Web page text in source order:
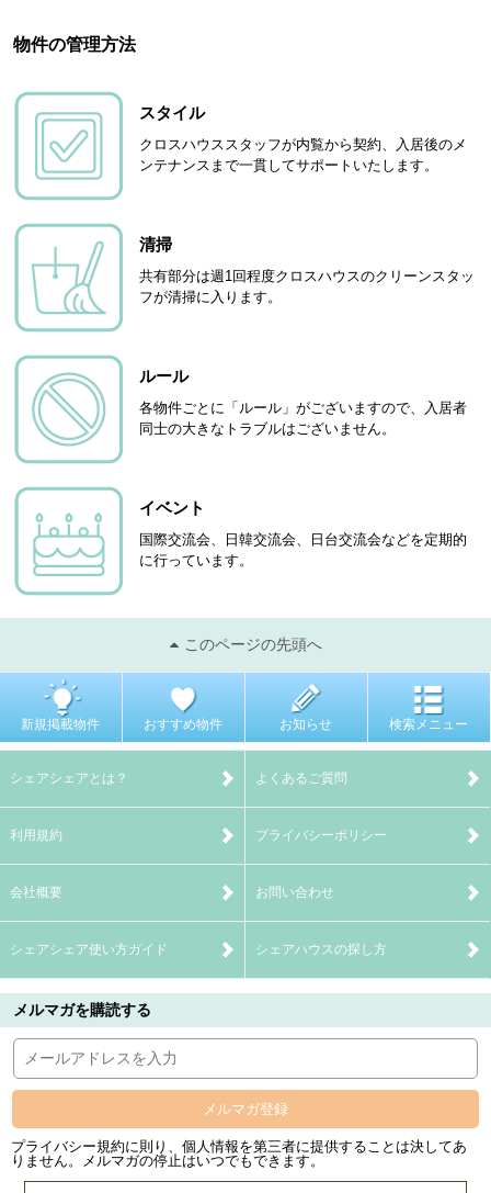
物件の管理方法
スタイル
クロスハウススタッフが内覧から契約、入居後のメ
ンテナンスまで一貫してサポートいたします。
清掃
共有部分は週1回程度クロスハウスのクリーンスタッ
フが清掃に入ります。
ルール
各物件ごとに「ルール」がございますので、入居者
同士の大きなトラブルはございません。
イベント
国際交流会、日韓交流会、日台交流会などを定期的
に行っています。
このページの先頭へ
新規掲載物件 おすすめ物件 お知らせ 検索メニュー
シェアシェアとは？ よくあるご質問
利用規約 プライバシーポリシー
会社概要 お問い合わせ
シェアシェア使い方ガイド シェアハウスの探し方
メルマガを購読する
メルマガ登録
プライバシー規約に則り、個人情報を第三者に提供することは決してあ
りません。メルマガの停止はいつでもできます。